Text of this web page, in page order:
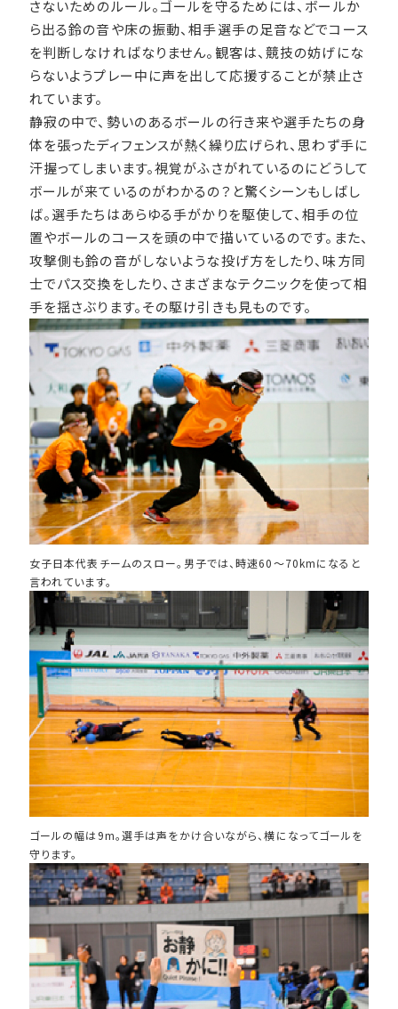
さないためのルール。ゴールを守るためには、ボールか
ら出る鈴の音や床の振動、相手選手の足音などでコース
を判断しなければなりません。観客は、競技の妨げにな
らないようプレー中に声を出して応援することが禁止さ
れています。
静寂の中で、勢いのあるボールの行き来や選手たちの身
体を張ったディフェンスが熱く繰り広げられ、思わず手に
汗握ってしまいます。視覚がふさがれているのにどうして
ボールが来ているのがわかるの？と驚くシーンもしばし
ば。選手たちはあらゆる手がかりを駆使して、相手の位
置やボールのコースを頭の中で描いているのです。また、
攻撃側も鈴の音がしないような投げ方をしたり、味方同
士でパス交換をしたり、さまざまなテクニックを使って相
手を揺さぶります。その駆け引きも見ものです。
女子日本代表チームのスロー。男子では、時速60～70kmになると
言われています。
ゴールの幅は9m。選手は声をかけ合いながら、横になってゴールを
守ります。